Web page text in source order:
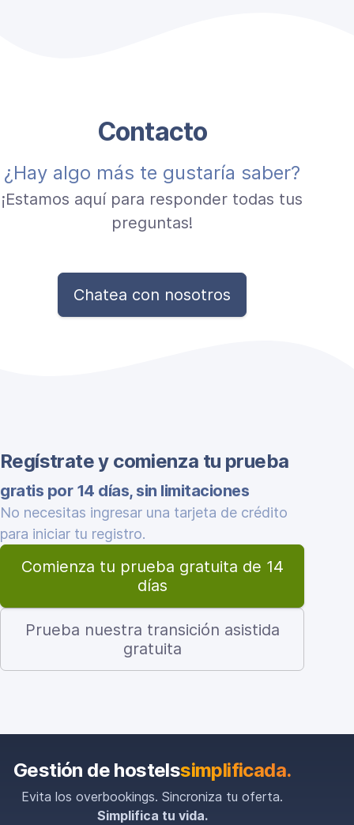
Contacto
¿Hay algo más te gustaría saber?
¡Estamos aquí para responder todas tus
preguntas!
Chatea con nosotros
Regístrate y comienza tu prueba
gratis por 14 días, sin limitaciones
No necesitas ingresar una tarjeta de crédito
para iniciar tu registro.
Comienza tu prueba gratuita de 14
días
Prueba nuestra transición asistida
gratuita
Gestión de hostelssimplificada.
Evita los overbookings. Sincroniza tu oferta.
Simplifica tu vida.